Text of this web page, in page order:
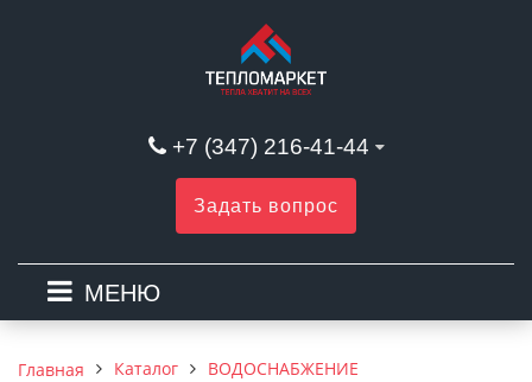
+7 (347) 216-41-44
Задать вопрос
МЕНЮ
Главная Каталог
ВОДОСНАБЖЕНИЕ